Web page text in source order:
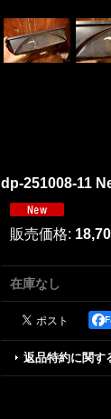
dp-251008-11
販売価格:
在庫なし
返品特約に関す